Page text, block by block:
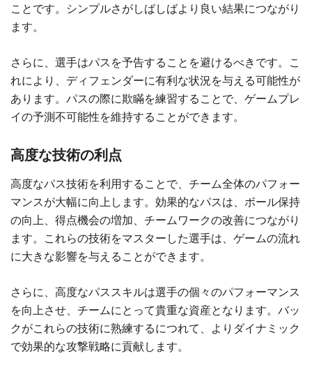
ことです。シンプルさがしばしばより良い結果につながり
ます。
さらに、選手はパスを予告することを避けるべきです。こ
れにより、ディフェンダーに有利な状況を与える可能性が
あります。パスの際に欺瞞を練習することで、ゲームプレ
イの予測不可能性を維持することができます。
高度な技術の利点
高度なパス技術を利用することで、チーム全体のパフォー
マンスが大幅に向上します。効果的なパスは、ボール保持
の向上、得点機会の増加、チームワークの改善につながり
ます。これらの技術をマスターした選手は、ゲームの流れ
に大きな影響を与えることができます。
さらに、高度なパススキルは選手の個々のパフォーマンス
を向上させ、チームにとって貴重な資産となります。バッ
クがこれらの技術に熟練するにつれて、よりダイナミック
で効果的な攻撃戦略に貢献します。